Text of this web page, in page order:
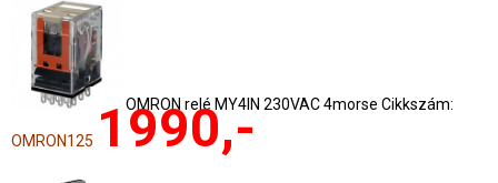
OMRON relé MY4IN 230VAC 4morse Cikkszám:
OMRON125 1990,-